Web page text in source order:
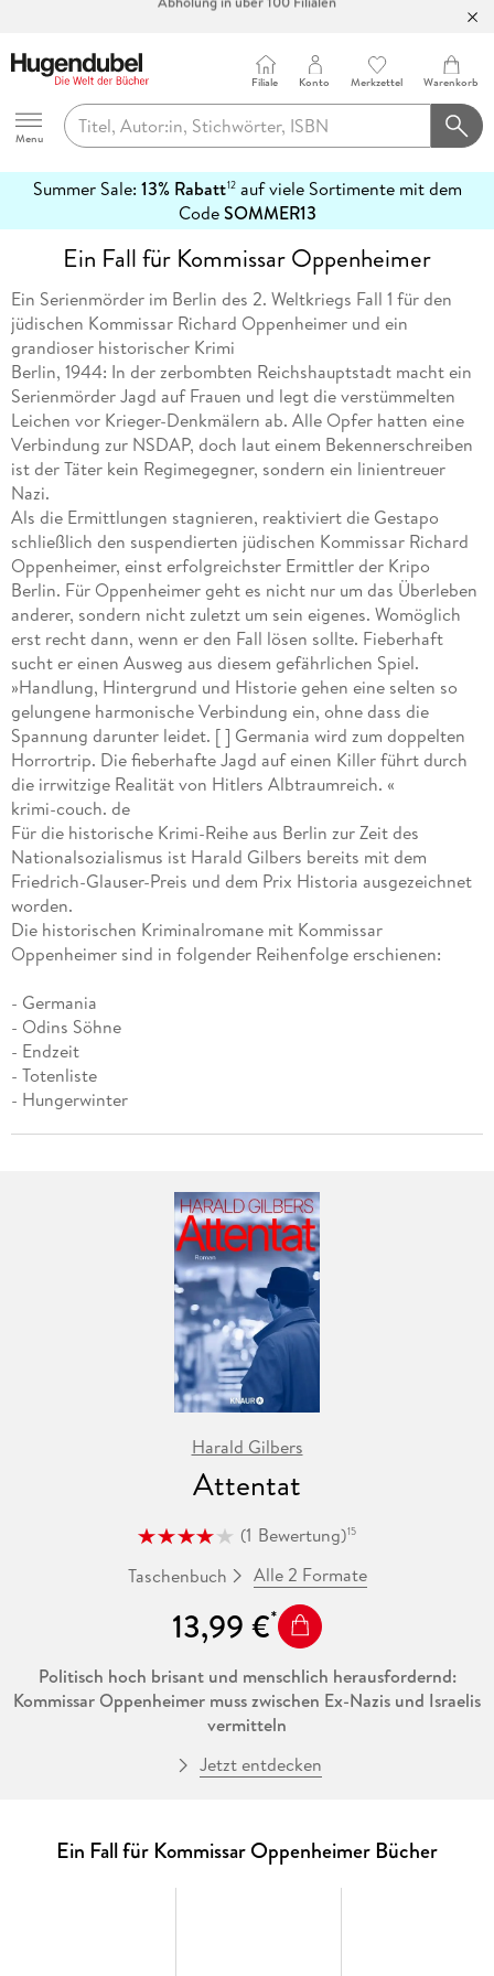
100 Tage Rückgaberecht***
Abholung in über 100 Filialen
Hugendubel
Menu
Filiale Konto Merkzettel Warenkorb
Summer Sale: 13% Rabatt12auf viele Sortimente mit dem
CodeSOMMER13
erfahren
Ein Fall für Kommissar Oppenheimer
Ein Serienmörder im Berlin des 2. Weltkriegs Fall 1 für den
jüdischen Kommissar Richard Oppenheimer und ein
grandioser historischer Krimi
Berlin, 1944: In der zerbombten Reichshauptstadt macht ein
Serienmörder Jagd auf Frauen und legt die verstümmelten
Leichen vor Krieger-Denkmälern ab. Alle Opfer hatten eine
Verbindung zur NSDAP, doch laut einem Bekennerschreiben
ist der Täter kein Regimegegner, sondern ein linientreuer
Nazi.
Als die Ermittlungen stagnieren, reaktiviert die Gestapo
schließlich den suspendierten jüdischen Kommissar Richard
Oppenheimer, einst erfolgreichster Ermittler der Kripo
Berlin. Für Oppenheimer geht es nicht nur um das Überleben
anderer, sondern nicht zuletzt um sein eigenes. Womöglich
erst recht dann, wenn er den Fall lösen sollte. Fieberhaft
sucht er einen Ausweg aus diesem gefährlichen Spiel.
»Handlung, Hintergrund und Historie gehen eine selten so
gelungene harmonische Verbindung ein, ohne dass die
Spannung darunter leidet. [ ] Germania wird zum doppelten
Horrortrip. Die fieberhafte Jagd auf einen Killer führt durch
die irrwitzige Realität von Hitlers Albtraumreich. «
krimi-couch. de
Für die historische Krimi-Reihe aus Berlin zur Zeit des
Nationalsozialismus ist Harald Gilbers bereits mit dem
Friedrich-Glauser-Preis und dem Prix Historia ausgezeichnet
worden.
Die historischen Kriminalromane mit Kommissar
Oppenheimer sind in folgender Reihenfolge erschienen:
- Germania
- Odins Söhne
- Endzeit
- Totenliste
- Hungerwinter
Harald Gilbers
Attentat
(1 Bewertung)15
Taschenbuch Alle 2 Formate
13,99 €
Politisch hoch brisant und menschlich herausfordernd:
Kommissar Oppenheimer muss zwischen Ex-Nazis und Israelis
vermitteln
»Attentat« ist der 9. Band von Harald Gilbers'
Frühsommer 1952: Auf den westdeutschen Bundeskanzler
Konrad Adenauer wird ein Briefbomben-Attentat verübt, das
Jetzt entdecken
Ein Fall für Kommissar Oppenheimer Bücher